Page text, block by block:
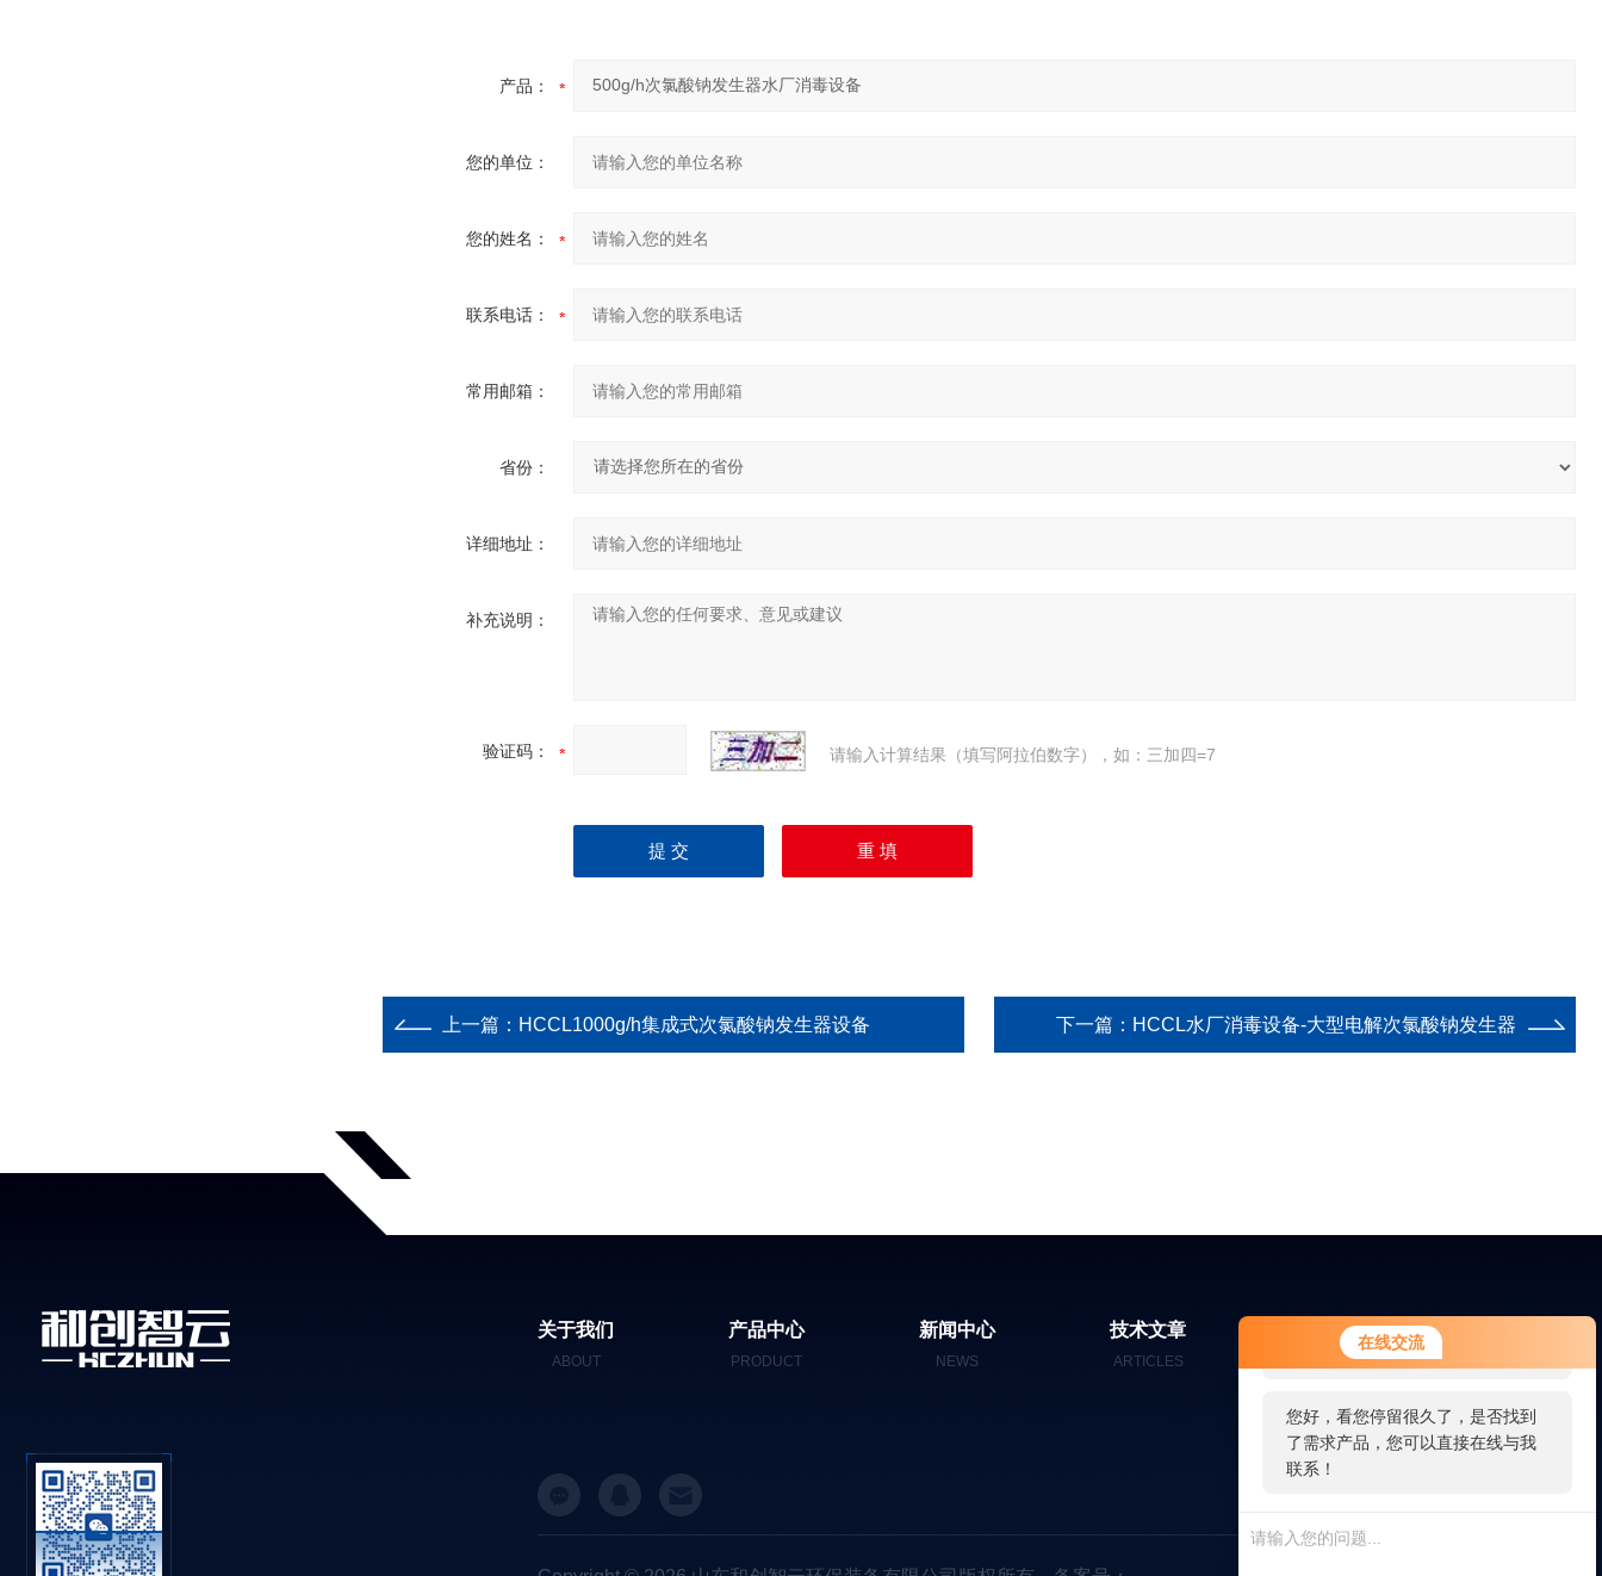
在线交流
您好！欢迎前来咨询，很高兴为您
服务，请问您要咨询什么问题呢？
您好，看您停留很久了，是否找到
了需求产品，您可以直接在线与我
联系！
产品：
您的单位：
您的姓名：
联系电话：
常用邮箱：
省份：
详细地址：
补充说明：
验证码： 请输入计算结果（填写阿拉伯数字），如：三加四=7
上一篇： HCCL1000g/h集成式次氯酸钠发生器设备 下一篇： HCCL水厂消毒设备-大型电解次氯酸钠发生器
关于我们
ABOUT
产品中心
PRODUCT
新闻中心
NEWS
技术文章
ARTICLES
在线留言
MESSAGES